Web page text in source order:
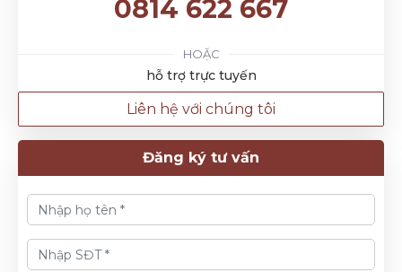
0814 622 667
HOẶC
hỗ trợ trực tuyến
Liên hệ với chúng tôi
Đăng ký tư vấn